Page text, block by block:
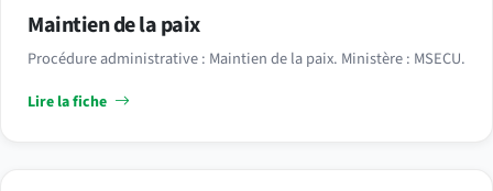
Maintien de la paix
Procédure administrative : Maintien de la paix. Ministère : MSECU.
Lire la fiche